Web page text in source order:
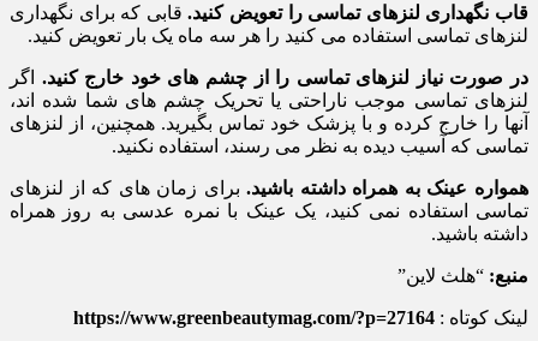
قاب نگهداری لنزهای تماسی را تعویض کنید.قابی که برای نگهداری
لنزهای تماسی استفاده می کنید را هر سه ماه یک بار تعویض کنید.
در صورت نیاز لنزهای تماسی را از چشم های خود خارج کنید. اگر
لنزهای تماسی موجب ناراحتی یا تحریک چشم های شما شده اند،
آنها را خارج کرده و با پزشک خود تماس بگیرید. همچنین، از لنزهای
تماسی که آسیب دیده به نظر می رسند، استفاده نکنید.
همواره عینک به همراه داشته باشید.برای زمان های که از لنزهای
تماسی استفاده نمی کنید، یک عینک با نمره عدسی به روز همراه
داشته باشید.
منبع: “هلث لاین”
لینک کوتاه : https://www.greenbeautymag.com/?p=27164